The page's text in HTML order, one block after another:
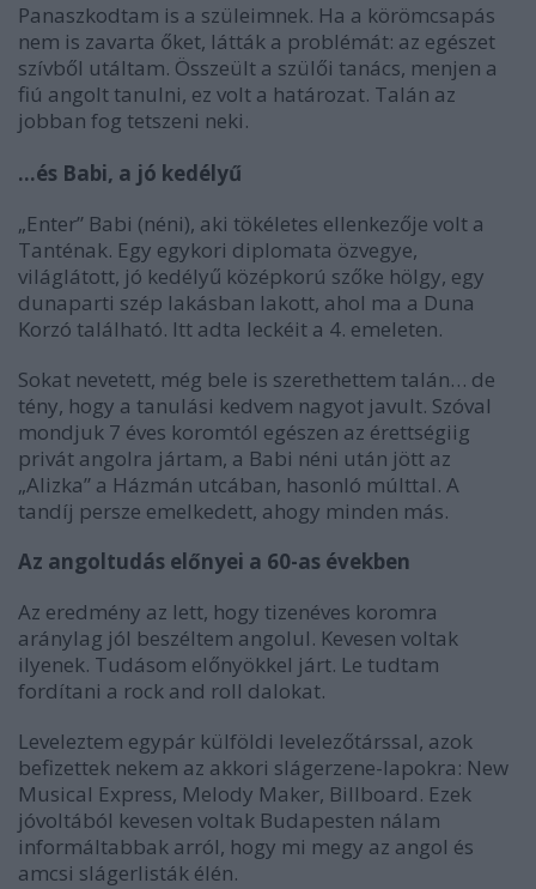
Panaszkodtam is a szüleimnek. Ha a körömcsapás
nem is zavarta őket, látták a problémát: az egészet
szívből utáltam. Összeült a szülői tanács, menjen a
fiú angolt tanulni, ez volt a határozat. Talán az
jobban fog tetszeni neki.
…és Babi, a jó kedélyű
„Enter” Babi (néni), aki tökéletes ellenkezője volt a
Tanténak. Egy egykori diplomata özvegye,
világlátott, jó kedélyű középkorú szőke hölgy, egy
dunaparti szép lakásban lakott, ahol ma a Duna
Korzó található. Itt adta leckéit a 4. emeleten.
Sokat nevetett, még bele is szerethettem talán… de
tény, hogy a tanulási kedvem nagyot javult. Szóval
mondjuk 7 éves koromtól egészen az érettségiig
privát angolra jártam, a Babi néni után jött az
„Alizka” a Házmán utcában, hasonló múlttal. A
tandíj persze emelkedett, ahogy minden más.
Az angoltudás előnyei a 60-as években
Az eredmény az lett, hogy tizenéves koromra
aránylag jól beszéltem angolul. Kevesen voltak
ilyenek. Tudásom előnyökkel járt. Le tudtam
fordítani a rock and roll dalokat.
Leveleztem egypár külföldi levelezőtárssal, azok
befizettek nekem az akkori slágerzene-lapokra: New
Musical Express, Melody Maker, Billboard. Ezek
jóvoltából kevesen voltak Budapesten nálam
informáltabbak arról, hogy mi megy az angol és
amcsi slágerlisták élén.